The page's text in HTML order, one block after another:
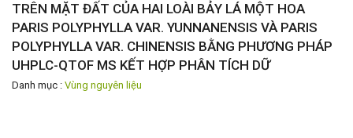
TRÊN MẶT ĐẤT CỦA HAI LOÀI BẢY LÁ MỘT HOA
PARIS POLYPHYLLA VAR. YUNNANENSIS VÀ PARIS
POLYPHYLLA VAR. CHINENSIS BẰNG PHƯƠNG PHÁP
UHPLC-QTOF MS KẾT HỢP PHÂN TÍCH DỮ
Danh mục : Vùng nguyên liệu